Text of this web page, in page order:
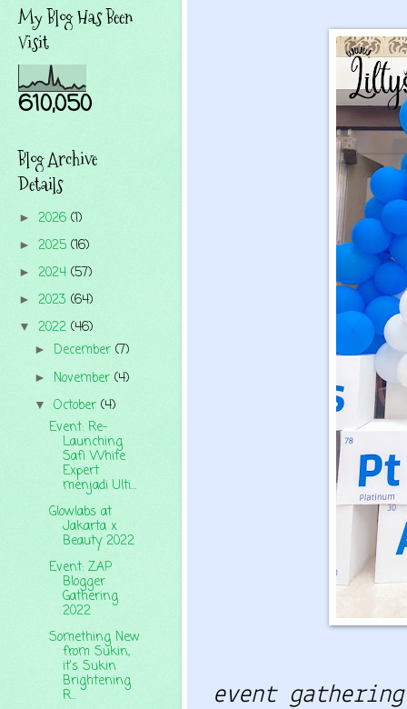
event gathering
My Blog Has Been
Visit
610,050
Blog Archive
Details
► 2026 (1)
► 2025 (16)
► 2024 (57)
► 2023 (64)
▼ 2022 (46)
► December (7)
► November (4)
▼ October (4)
Event: Re-
Launching
Safi White
Expert
menjadi Ulti...
Glowlabs at
Jakarta x
Beauty 2022
Event: ZAP
Blogger
Gathering
2022
Something New
from Sukin,
it's Sukin
Brightening
R...